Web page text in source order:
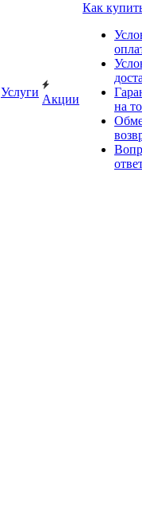
Услуги
Акции
Как
на